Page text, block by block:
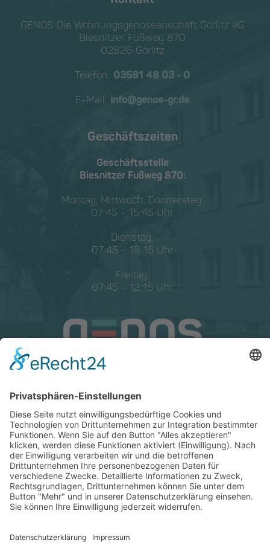
GENOS Die Wohnungs­genossen­schaft Görlitz eG
Biesnitzer Fußweg 870
02826 Görlitz
Telefon: 03581 48 03 - 0
E-Mail: info@genos-gr.de
Geschäftszeiten
Geschäftsstelle
Biesnitzer Fußweg 870:
Montag, Mittwoch, Donnerstag:
07:45 - 15:45 Uhr
Dienstag:
07:45 - 18:15 Uhr
Freitag:
07:45 - 12:15 Uhr
Cookie-Einstellungen
© Copyright 2026 GENOS Die Wohnungsgenossenschaft Görlitz eG